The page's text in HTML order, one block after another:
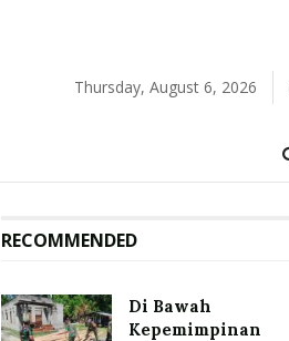
Thursday, August 6, 2026
RECOMMENDED
Di Bawah
Kepemimpinan